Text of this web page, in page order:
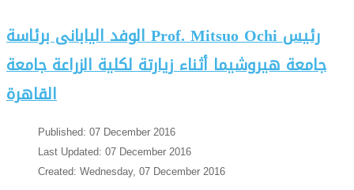
الوفد اليابانى برئاسة Prof. Mitsuo Ochi رئيس
جامعة هيروشيما أثناء زيارتة لكلية الزراعة جامعة
القاهرة
Published: 07 December 2016
Last Updated: 07 December 2016
Created: Wednesday, 07 December 2016